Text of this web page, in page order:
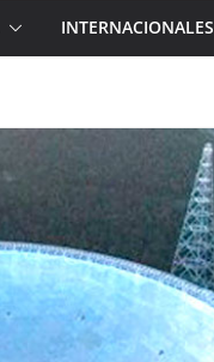
INTERNACIONALES